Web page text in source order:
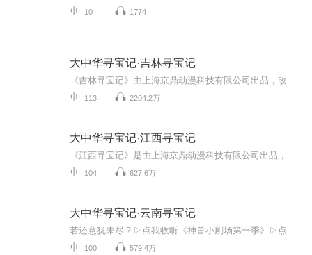
10 1774
大中华寻宝记·吉林寻宝记
113 2204.2万
大中华寻宝记·江西寻宝记
104 627.6万
大中华寻宝记·云南寻宝记
100 579.4万